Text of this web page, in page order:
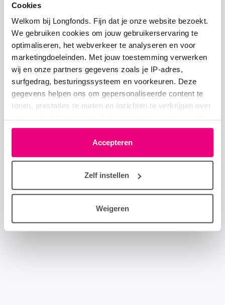
Cookies
Welkom bij Longfonds. Fijn dat je onze website bezoekt.
We gebruiken cookies om jouw gebruikerservaring te
optimaliseren, het webverkeer te analyseren en voor
marketingdoeleinden. Met jouw toestemming verwerken
wij en onze partners gegevens zoals je IP-adres,
surfgedrag, besturingssysteem en voorkeuren. Deze
gegevens helpen ons om gepersonaliseerde content te
tonen, prestaties te meten en inzichten te verkrijgen over
moment wijzigen of intrekken via het cookie-icoontje
linksonder elke pagina. De lijst met partners is te vinden
in het tabblad “details”.
Accepteren
Zelf instellen
Weigeren